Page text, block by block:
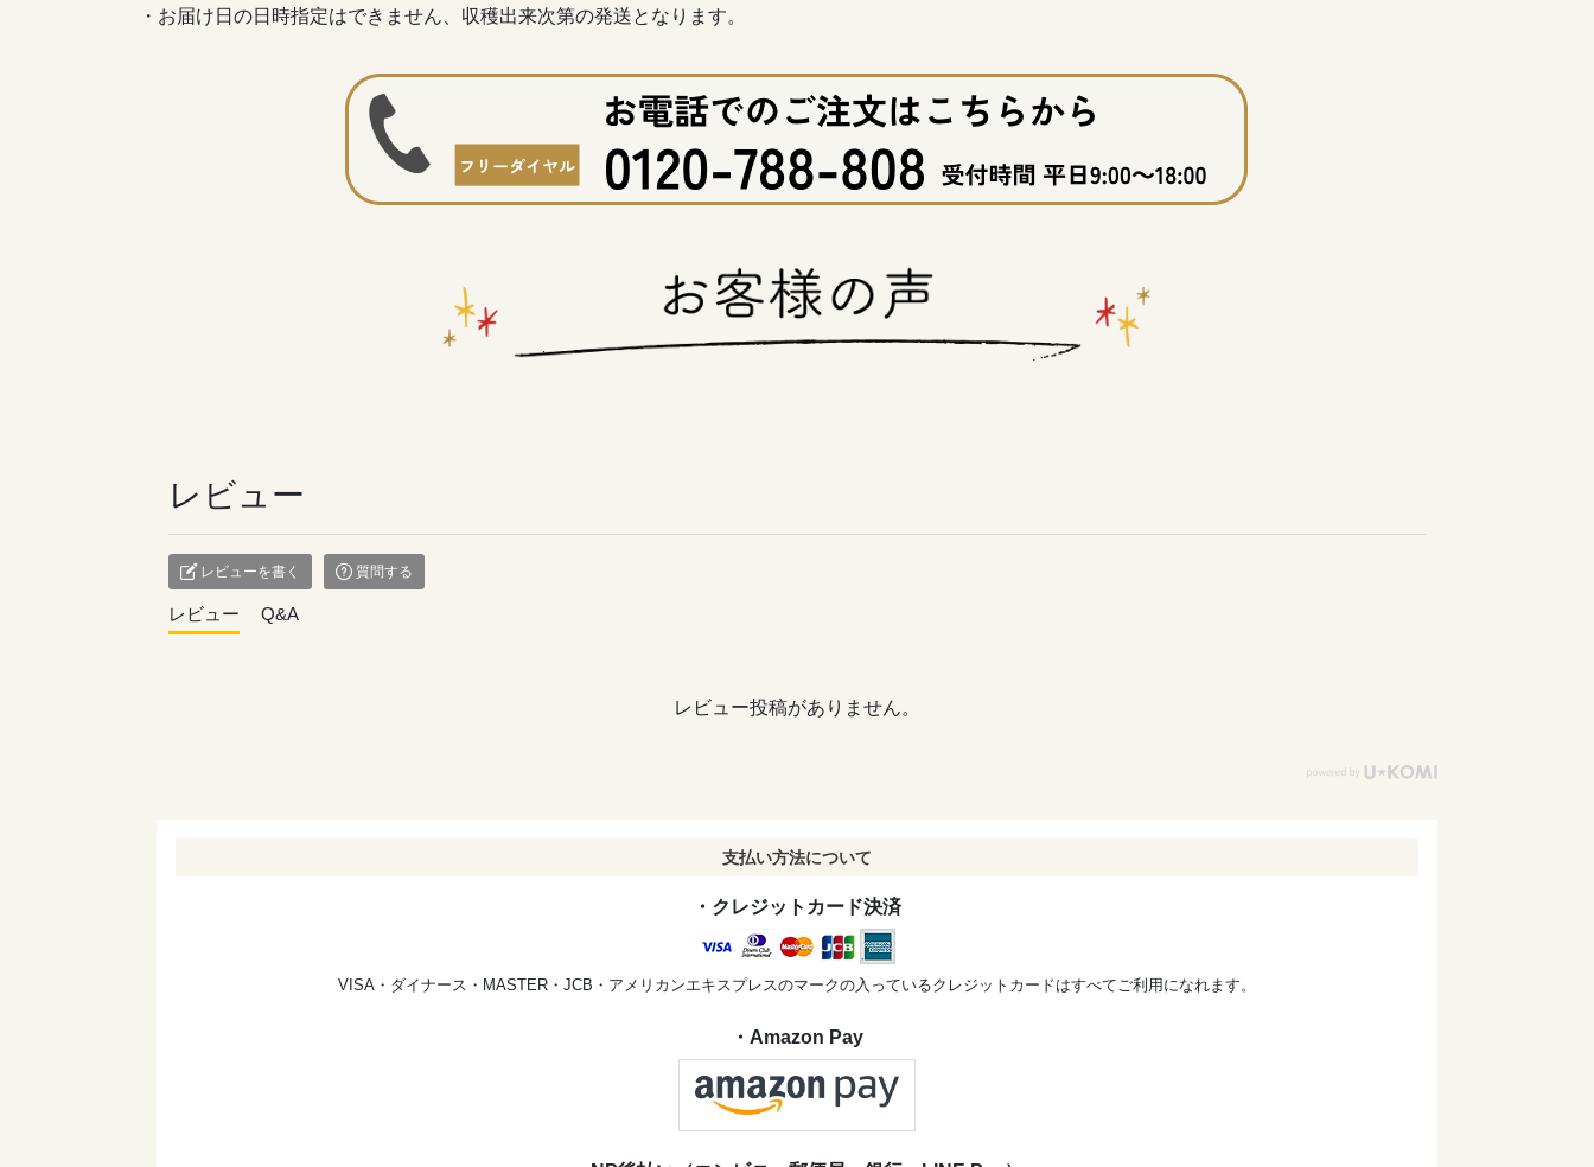
・お届け日の日時指定はできません、収穫出来次第の発送となります。
レビュー
レビューを書く 質問する
レビュー Q&A
レビュー投稿がありません。
支払い方法について
・クレジットカード決済
VISA・ダイナース・MASTER・JCB・アメリカンエキスプレスのマークの入っているクレジットカードはすべてご利用になれます。
・Amazon Pay